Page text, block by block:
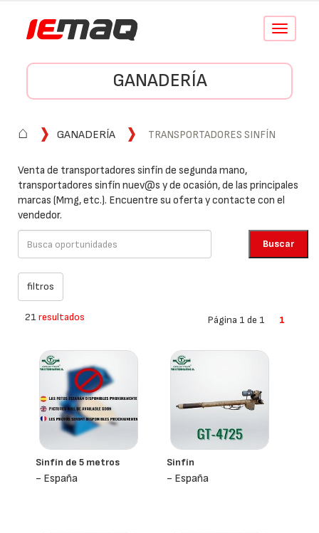
Conmutar
GANADERÍA
⌂ GANADERÍA TRANSPORTADORES SINFÍN
Venta de transportadores sinfín de segunda mano,
transportadores sinfín nuev@s y de ocasión, de las principales
marcas (Mmg, etc.). Encuentre su oferta y contacte con el
vendedor.
21 resultados Página 1 de 1 1
Sinfín de 5 metros
- España
Sinfín
- España